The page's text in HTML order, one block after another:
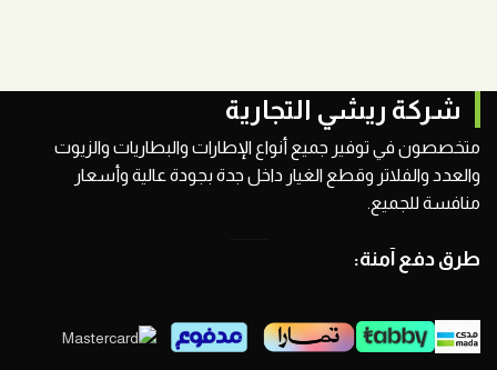
شركة ريشي التجارية
متخصصون في توفير جميع أنواع الإطارات والبطاريات والزيوت
والعدد والفلاتر وقطع الغيار داخل جدة بجودة عالية وأسعار
منافسة للجميع.
طرق دفع آمنة: